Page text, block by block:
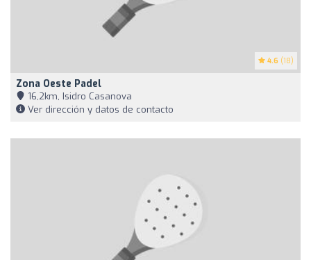
4.6 (18)
Zona Oeste Padel
16,2km, Isidro Casanova
Ver dirección y datos de contacto